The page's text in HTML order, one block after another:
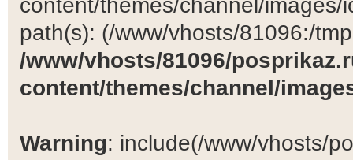
path(s): (/www/vhosts/81096:/
/www/vhosts/81096/
content/themes/channel/
Warning: include(/www/vhosts/